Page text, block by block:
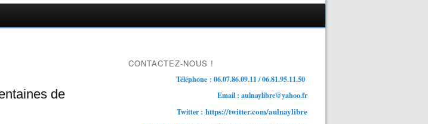
de
CONTACTEZ-NOUS !
Téléphone : 06.07.86.09.11 / 06.81.95.11.50
Email : aulnaylibre@yahoo.fr
Twitter : https://twitter.com/aulnaylibre